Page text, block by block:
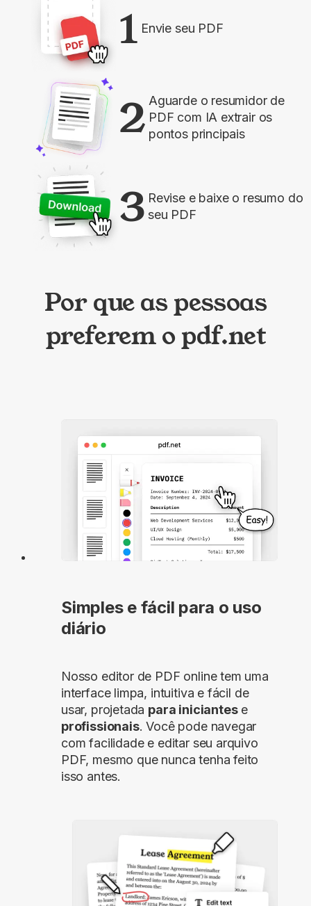
1 Envie seu PDF
2 Aguarde o resumidor de
PDF com IA extrair os
pontos principais
3 Revise e baixe o resumo do
seu PDF
Por que as pessoas
preferem o pdf.net
Simples e fácil para o uso
diário
Nosso editor de PDF online tem uma
interface limpa, intuitiva e fácil de
usar, projetada para iniciantese
profissionais. Você pode navegar
com facilidade e editar seu arquivo
PDF, mesmo que nunca tenha feito
isso antes.